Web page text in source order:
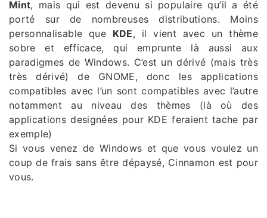
Mint, mais qui est devenu si populaire qu’il a été
porté sur de nombreuses distributions. Moins
personnalisable que KDE, il vient avec un thème
sobre et efficace, qui emprunte là aussi aux
paradigmes de Windows. C’est un dérivé (mais très
très dérivé) de GNOME, donc les applications
compatibles avec l’un sont compatibles avec l’autre
notamment au niveau des thèmes (là où des
applications designées pour KDE feraient tache par
exemple)
Si vous venez de Windows et que vous voulez un
coup de frais sans être dépaysé, Cinnamon est pour
vous.